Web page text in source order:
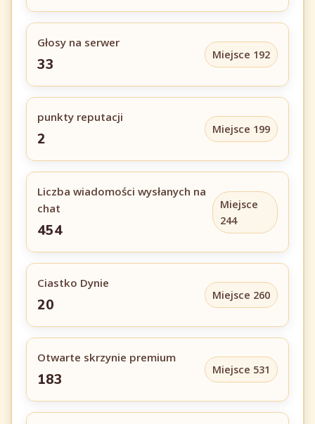
Głosy na serwer
33
Miejsce 192
punkty reputacji
2
Miejsce 199
Liczba wiadomości wysłanych na
chat
454
Miejsce
244
Ciastko Dynie
20
Miejsce 260
Otwarte skrzynie premium
183
Miejsce 531